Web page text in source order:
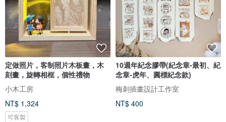
定做照片，客制照片木板畫，木
刻畫，旋轉相框，個性禮物
小木工房
NT$ 1,324
可客製
10週年紀念膠帶(紀念章-最初、紀
念章-虎年、圓標紀念款)
梅刺插畫設計工作室
NT$ 400